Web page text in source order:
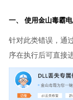
一、 使用金山毒霸
针对此类错误，通
序在执行后可直接